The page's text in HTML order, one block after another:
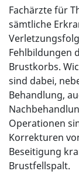
Fachärzte für
sämtliche
Fehlbildungen
Brustkorbs.
sind dabei,
Behandlung,
Operationen
Korrekturen
Beseitigung
Brustfellspalt.